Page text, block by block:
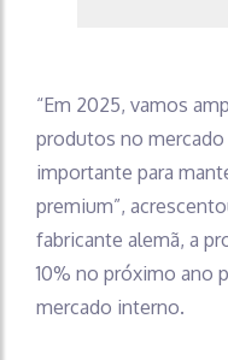
“Em 2025, vamos
produtos no mercado
importante para
premium”,
fabricante alemã, a
10% no próximo ano
mercado interno.